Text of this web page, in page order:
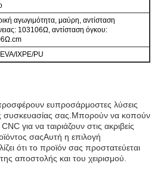
αγωγιμότητα, μαύρη, αντίσταση
103106Ω, αντίσταση όγκου:
IXPE/PU
ευπροσάρμοστες λύσεις
συσκευασίας σας.Μπορούν να κοπούν
για να ταιριάζουν στις ακριβείς
σαςΑυτή η επιλογή
ότι το προϊόν σας προστατεύεται
αποστολής και του χειρισμού.